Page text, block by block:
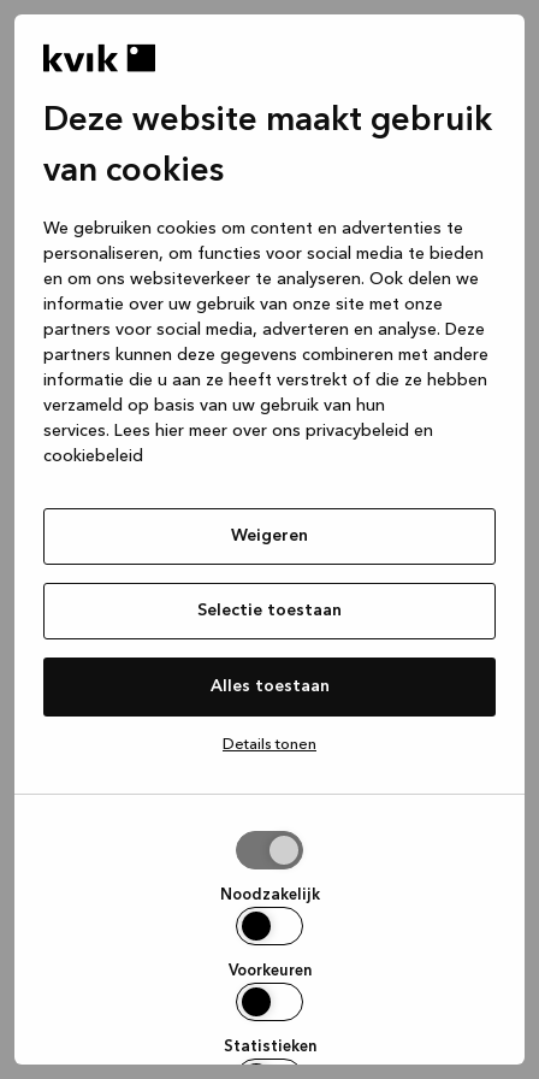
Deze website maakt gebruik
van cookies
We gebruiken cookies om content en advertenties te
personaliseren, om functies voor social media te bieden
en om ons websiteverkeer te analyseren. Ook delen we
informatie over uw gebruik van onze site met onze
partners voor social media, adverteren en analyse. Deze
partners kunnen deze gegevens combineren met andere
informatie die u aan ze heeft verstrekt of die ze hebben
verzameld op basis van uw gebruik van hun
services. Lees hier meer over ons privacybeleid en
cookiebeleid
Weigeren
Selectie toestaan
Alles toestaan
Details tonen
Noodzakelijk
Voorkeuren
Statistieken
(see the browser console for more
information).